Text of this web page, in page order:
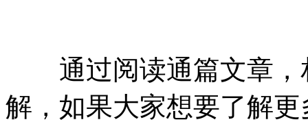
通过阅读通篇文章，
解，如果大家想要了解